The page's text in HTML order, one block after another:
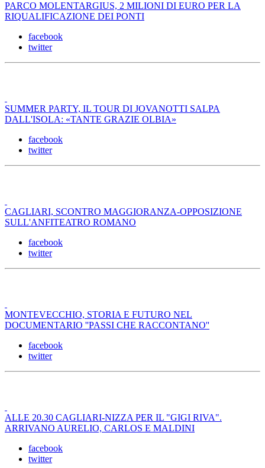
PARCO MOLENTARGIUS, 2 MILIONI DI EURO PER LA
RIQUALIFICAZIONE DEI PONTI
facebook
twitter
SUMMER PARTY, IL TOUR DI JOVANOTTI SALPA
DALL'ISOLA: «TANTE GRAZIE OLBIA»
facebook
twitter
CAGLIARI, SCONTRO MAGGIORANZA-OPPOSIZIONE
SULL'ANFITEATRO ROMANO
facebook
twitter
MONTEVECCHIO, STORIA E FUTURO NEL
DOCUMENTARIO ''PASSI CHE RACCONTANO''
facebook
twitter
ALLE 20.30 CAGLIARI-NIZZA PER IL "GIGI RIVA".
ARRIVANO AURELIO, CARLOS E MALDINI
facebook
twitter